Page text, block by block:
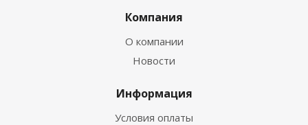
Компания
О компании
Новости
Информация
Условия оплаты